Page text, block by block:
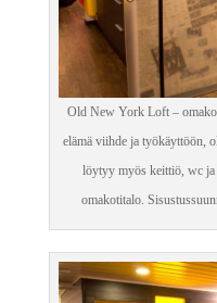
Old New York Loft –
elämä viihde ja työkäyttöön,
löytyy myös keittiö, wc ja
omakotitalo.